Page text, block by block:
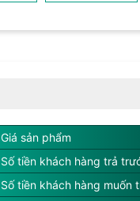
Giá sản phẩm
Số tiền khách hàng trả
Số tiền khách hàng muốn